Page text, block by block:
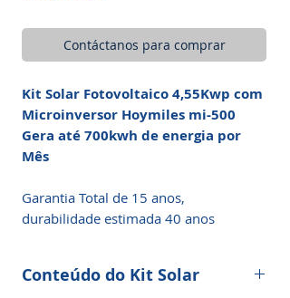
Contáctanos para comprar
Kit Solar Fotovoltaico 4,55Kwp com
Microinversor Hoymiles mi-500
Gera até 700kwh de energia por
Mês
Garantia Total de 15 anos,
durabilidade estimada 40 anos
Conteúdo do Kit Solar